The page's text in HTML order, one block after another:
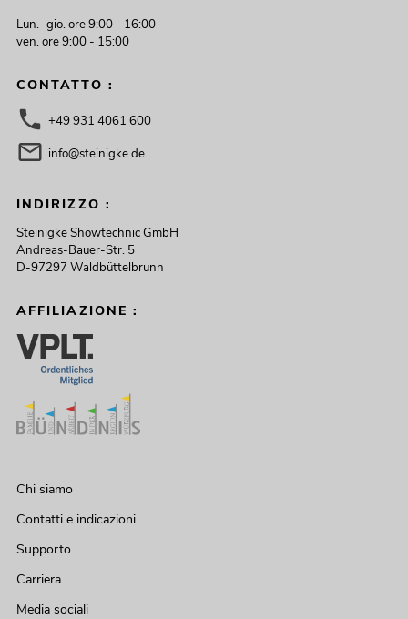
Lun.- gio. ore 9:00 - 16:00
ven. ore 9:00 - 15:00
CONTATTO :
+49 931 4061 600
info@steinigke.de
INDIRIZZO :
Steinigke Showtechnic GmbH
Andreas-Bauer-Str. 5
D-97297 Waldbüttelbrunn
AFFILIAZIONE :
Chi siamo
Contatti e indicazioni
Supporto
Carriera
Media sociali